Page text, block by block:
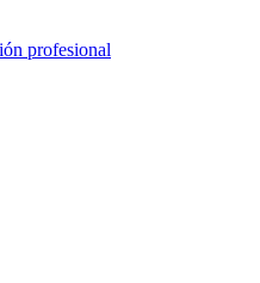
profesional